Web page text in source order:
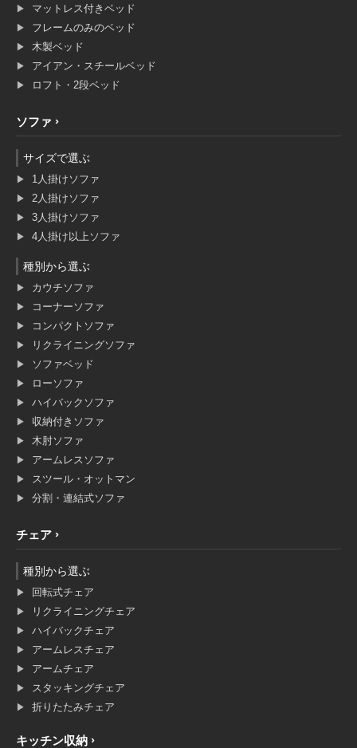
マットレス付きベッド
フレームのみのベッド
木製ベッド
アイアン・スチールベッド
ロフト・2段ベッド
ソファ
サイズで選ぶ
1人掛けソファ
2人掛けソファ
3人掛けソファ
4人掛け以上ソファ
種別から選ぶ
カウチソファ
コーナーソファ
コンパクトソファ
リクライニングソファ
ソファベッド
ローソファ
ハイバックソファ
収納付きソファ
木肘ソファ
アームレスソファ
スツール・オットマン
分割・連結式ソファ
チェア
種別から選ぶ
回転式チェア
リクライニングチェア
ハイバックチェア
アームレスチェア
アームチェア
スタッキングチェア
折りたたみチェア
キッチン収納